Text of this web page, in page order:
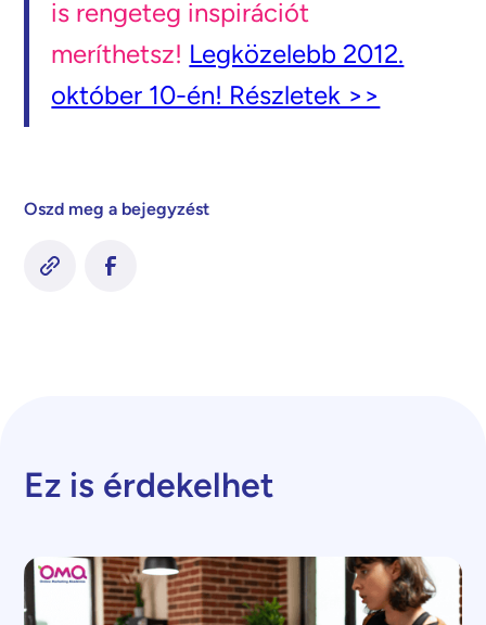
is rengeteg inspirációt
meríthetsz! Legközelebb 2012.
október 10-én! Részletek >>
Oszd meg a bejegyzést
Ez is érdekelhet